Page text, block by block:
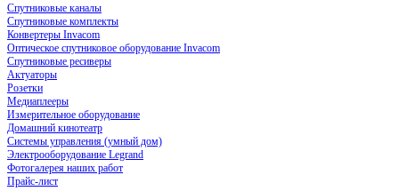
Спутниковые каналы
Спутниковые комплекты
Конвертеры Invacom
Оптическое спутниковое оборудование Invacom
Спутниковые ресиверы
Актуаторы
Розетки
Медиаплееры
Измерительное оборудование
Домашний кинотеатр
Системы управления (умный дом)
Электрооборудование Legrand
Фотогалерея наших работ
Прайс-лист